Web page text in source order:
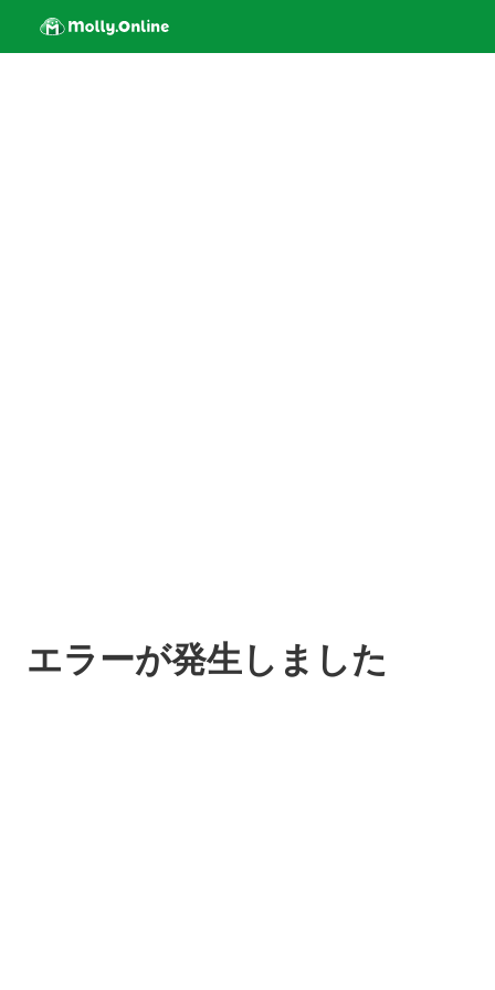
エラーが発生しました